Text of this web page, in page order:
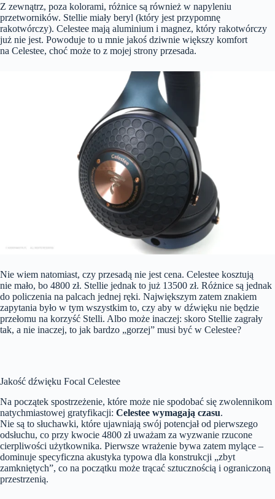
Z zewnątrz, poza kolorami, różnice są również w napyleniu
przetworników. Stellie miały beryl (który jest przypomnę
rakotwórczy). Celestee mają aluminium i magnez, który rakotwórczy
już nie jest. Powoduje to u mnie jakoś dziwnie większy komfort
na Celestee, choć może to z mojej strony przesada.
Nie wiem natomiast, czy przesadą nie jest cena. Celestee kosztują
nie mało, bo 4800 zł. Stellie jednak to już 13500 zł. Różnice są jednak
do policzenia na palcach jednej ręki. Największym zatem znakiem
zapytania było w tym wszystkim to, czy aby w dźwięku nie będzie
przełomu na korzyść Stelli. Albo może inaczej: skoro Stellie zagrały
tak, a nie inaczej, to jak bardzo „gorzej” musi być w Celestee?
Jakość dźwięku Focal Celestee
Na początek spostrzeżenie, które może nie spodobać się zwolennikom
natychmiastowej gratyfikacji: Celestee wymagają czasu.
Nie są to słuchawki, które ujawniają swój potencjał od pierwszego
odsłuchu, co przy kwocie 4800 zł uważam za wyzwanie rzucone
cierpliwości użytkownika. Pierwsze wrażenie bywa zatem mylące –
dominuje specyficzna akustyka typowa dla konstrukcji „zbyt
zamkniętych”, co na początku może trącać sztucznością i ograniczoną
przestrzenią.